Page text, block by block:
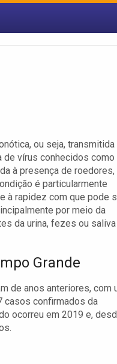
ou seja, transmitida
de vírus conhecidos como
à presença de roedores,
é particularmente
à rapidez com que pode
por meio da
da urina, fezes ou
Grande
de anos anteriores, com
casos confirmados da
ocorreu em 2019 e,